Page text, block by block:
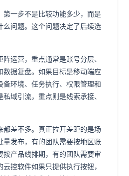
第一步不是比较功能多少，而是
么问题。这个问题决定了后续选
运营，重点通常是账号分层、
数据复盘。如果目标是移动端应
备环境、任务执行、权限管理和
域引流，重点则是线索承接、
都差不多。真正拉开差距的是场
量发布，有的团队需要按地区账
按产品线排期，有的团队需要审
控软件如果只提供执行按钮，